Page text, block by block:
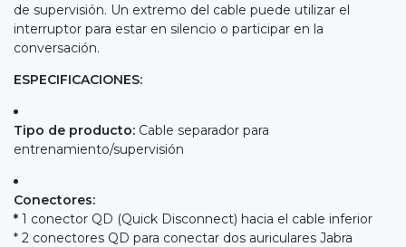
de supervisión. Un extremo del cable puede utilizar el
interruptor para estar en silencio o participar en la
conversación.
ESPECIFICACIONES:
Tipo de producto: Cable separador para
entrenamiento/supervisión
Conectores:
* 1 conector QD (Quick Disconnect) hacia el cable inferior
* 2 conectores QD para conectar dos auriculares Jabra